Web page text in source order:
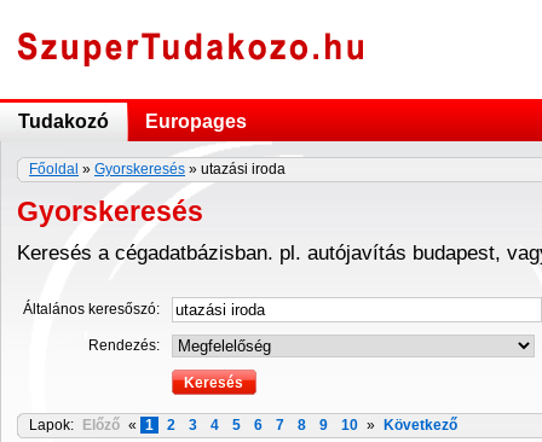
Tudakozó Europages
Főoldal » Gyorskeresés » utazási iroda
Gyorskeresés
Keresés a cégadatbázisban. pl. autójavítás budapest,
Általános keresőszó:
Rendezés:
Lapok: Előző « 1 2 3 4 5 6 7 8 9 10 » Következő